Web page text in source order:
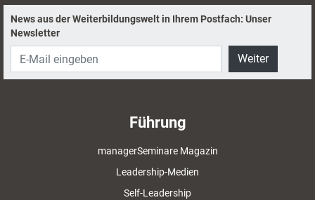
News aus der Weiterbildungswelt in Ihrem Postfach: Unser
Newsletter
Weiter
Führung
managerSeminare Magazin
Leadership-Medien
Self-Leadership